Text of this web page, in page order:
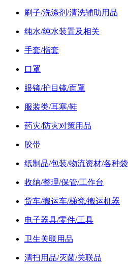
刷子/洗涤剂/清洗辅助用品
纯水/纯水装置及相关
手套/指套
口罩
眼镜/护目镜/面罩
服装类/耳塞/鞋
药灾/防灾对策用品
胶带
纸制品/包装/物流资材/各种袋
收纳/整理/保管/工作台
货车/搬运车/梯凳/搬运机器
电子器具/零件/工具
卫生关联用品
清扫用品/灭菌/关联品